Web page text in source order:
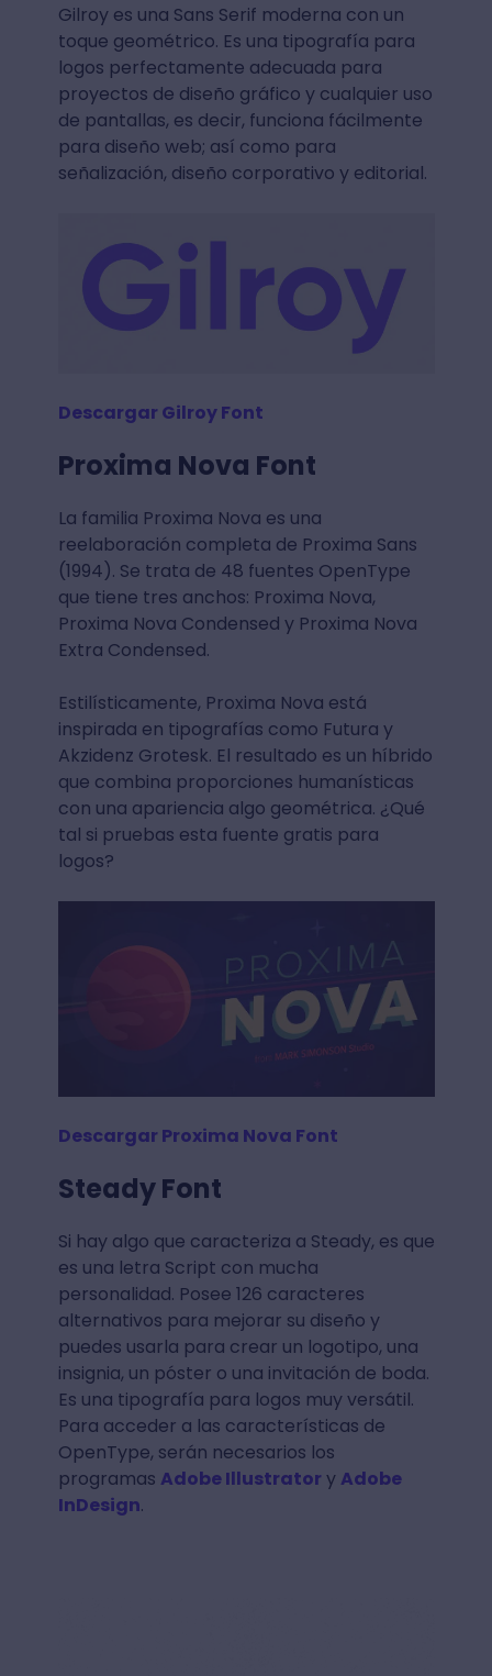
Gilroy es una Sans Serif moderna con un
toque geométrico. Es una tipografía para
logos perfectamente adecuada para
proyectos de diseño gráfico y cualquier uso
de pantallas, es decir, funciona fácilmente
para diseño web; así como para
señalización, diseño corporativo y editorial.
Descargar Gilroy Font
Proxima Nova Font
La familia Proxima Nova es una
reelaboración completa de Proxima Sans
(1994). Se trata de 48 fuentes OpenType
que tiene tres anchos: Proxima Nova,
Proxima Nova Condensed y Proxima Nova
Extra Condensed.
Estilísticamente, Proxima Nova está
inspirada en tipografías como Futura y
Akzidenz Grotesk. El resultado es un híbrido
que combina proporciones humanísticas
con una apariencia algo geométrica. ¿Qué
tal si pruebas esta fuente gratis para
logos?
Descargar Proxima Nova Font
Steady Font
Si hay algo que caracteriza a Steady, es que
es una letra Script con mucha
personalidad. Posee 126 caracteres
alternativos para mejorar su diseño y
puedes usarla para crear un logotipo, una
insignia, un póster o una invitación de boda.
Es una tipografía para logos muy versátil.
Para acceder a las características de
OpenType, serán necesarios los
programas Adobe Illustrator yAdobe
InDesign.